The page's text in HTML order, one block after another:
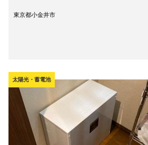
東京都小金井市
太陽光・蓄電池